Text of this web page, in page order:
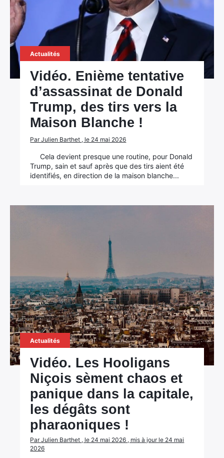
Actualités
Vidéo. Enième tentative
d’assassinat de Donald
Trump, des tirs vers la
Maison Blanche !
Par Julien Barthet , le 24 mai 2026
Cela devient presque une routine, pour Donald
Trump, sain et sauf après que des tirs aient été
identifiés, en direction de la maison blanche...
Actualités
Vidéo. Les Hooligans
Niçois sèment chaos et
panique dans la capitale,
les dégâts sont
pharaoniques !
Par Julien Barthet , le 24 mai 2026 , mis à jour le 24 mai
2026